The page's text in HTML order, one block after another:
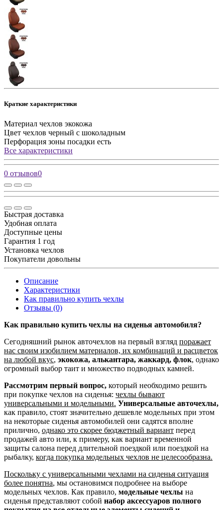
Краткие характеристики
Материал чехлов экокожа
Цвет чехлов черный с шоколадным
Перфорация зоны посадки есть
Все характеристики
0 отзывов0
Быстрая доставка
Удобная оплата
Доступные цены
Гарантия 1 год
Установка чехлов
Покупатели довольны
Описание
Характеристики
Как правильно купить чехлы
Отзывы (0)
Как правильно купить чехлы на сиденья автомобиля?
Сегодняшний рынок авточехлов на первый взгляд поражает
нас своим изобилием материалов, их комбинаций и расцветок
на любой вкус, экокожа, алькантара, жаккард, флок, однако
огромный выбор таит и множество подводных камней.
Рассмотрим первый вопрос, который необходимо решить
при покупке чехлов на сиденья: чехлы бывают
универсальными и модельными. Универсальные авточехлы,
как правило, стоят значительно дешевле модельных при этом
на некоторые сиденья автомобилей они садятся вполне
прилично, однако это скорее бюджетный вариант перед
продажей авто или, к примеру, как вариант временной
защиты салона перед длительной поездкой или поездкой на
рыбалку, когда покупка модельных чехлов не целесообразна.
Поскольку с универсальными чехлами на сиденья ситуация
более понятна, мы остановимся подробнее на выборе
модельных чехлов. Как правило, модельные чехлы на
сиденья представляют собой набор аксессуаров полного